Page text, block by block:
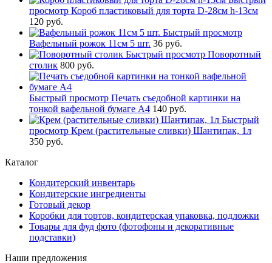
просмотр Короб пластиковый для торта D-28см h-13см
120 руб.
Быстрый просмотр
Вафельный рожок 11см 5 шт. 36 руб.
Быстрый просмотр Поворотный
столик 800 руб.
Быстрый просмотр Печать съедобной картинки на
тонкой вафельной бумаге А4 140 руб.
Быстрый
просмотр Крем (растительные сливки) Шантипак, 1л
350 руб.
Каталог
Кондитерский инвентарь
Кондитерские ингредиенты
Готовый декор
Коробки для тортов, кондитерская упаковка, подложки
Товары для фуд фото (фотофоны и декоративные
подставки)
Наши предложения